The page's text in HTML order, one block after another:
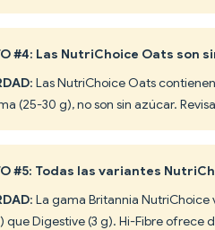
#4: Las NutriChoice Oats son
: Las NutriChoice Oats
(25-30 g), no son sin azúcar.
#5: Todas las variantes
: La gama Britannia
que Digestive (3 g). Hi-Fibre ofrece